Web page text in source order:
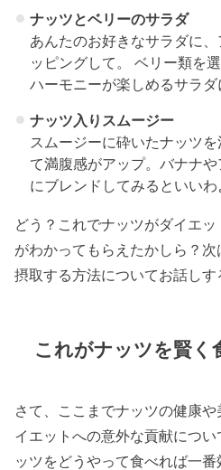
ナッツとベリーのサラダ
あんたのお好きなサラダに
ッピングして。 ベリー類を
ハーモニーが楽しめるサラダ
ナッツ入りスムージー
スムージーに砕いたナッツ
て満腹感がアップ。バナナ
にブレンドしてみるといいわ
どう？これでナッツがダイエ
がわかってもらえたかしら？次
摂取する方法についてお話しす
これがナッツを賢く
さて、ここまでナッツの健康
イエットへの意外な貢献につ
ッツをどうやって食べれば一